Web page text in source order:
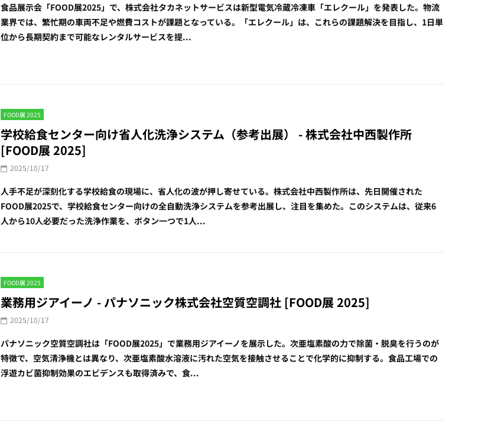
食品展示会「FOOD展2025」で、株式会社タカネットサービスは新型電気冷蔵冷凍車「エレクール」を発表した。物流
業界では、繁忙期の車両不足や燃費コストが課題となっている。「エレクール」は、これらの課題解決を目指し、1日単
位から長期契約まで可能なレンタルサービスを提...
FOOD展 2025
学校給食センター向け省人化洗浄システム（参考出展） - 株式会社中西製作所
[FOOD展 2025]
2025/10/17
人手不足が深刻化する学校給食の現場に、省人化の波が押し寄せている。株式会社中西製作所は、先日開催された
FOOD展2025で、学校給食センター向けの全自動洗浄システムを参考出展し、注目を集めた。このシステムは、従来6
人から10人必要だった洗浄作業を、ボタン一つで1人...
FOOD展 2025
業務用ジアイーノ - パナソニック株式会社空質空調社 [FOOD展 2025]
2025/10/17
パナソニック空質空調社は「FOOD展2025」で業務用ジアイーノを展示した。次亜塩素酸の力で除菌・脱臭を行うのが
特徴で、空気清浄機とは異なり、次亜塩素酸水溶液に汚れた空気を接触させることで化学的に抑制する。食品工場での
浮遊カビ菌抑制効果のエビデンスも取得済みで、食...